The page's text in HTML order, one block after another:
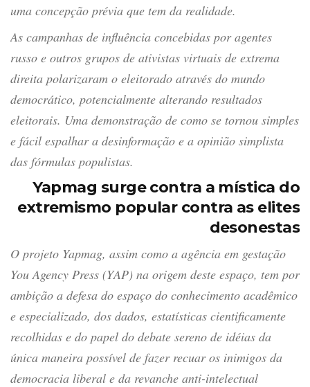
uma concepção prévia que tem da realidade.
As campanhas de influência concebidas por agentes
russo e outros grupos de ativistas virtuais de extrema
direita polarizaram o eleitorado através do mundo
democrático, potencialmente alterando resultados
eleitorais. Uma demonstração de como se tornou simples
e fácil espalhar a desinformação e a opinião simplista
das fórmulas populistas.
Yapmag surge contra a mística do
extremismo popular contra as elites
desonestas
O projeto Yapmag, assim como a agência em gestação
You Agency Press (YAP) na origem deste espaço, tem por
ambição a defesa do espaço do conhecimento acadêmico
e especializado, dos dados, estatísticas cientificamente
recolhidas e do papel do debate sereno de idéias da
única maneira possível de fazer recuar os inimigos da
democracia liberal e da revanche anti-intelectual